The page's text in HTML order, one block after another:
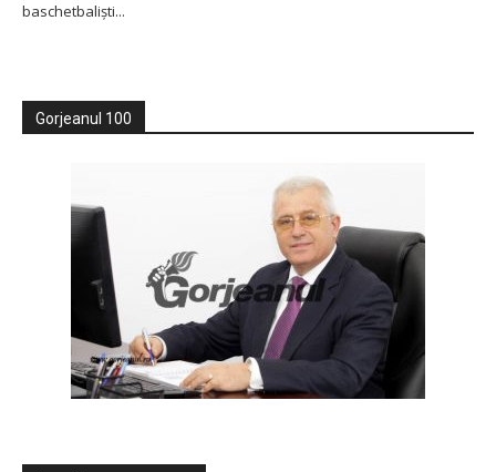
baschetbaliști...
Gorjeanul 100